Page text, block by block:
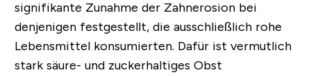
signifikante Zunahme der Zahnerosion bei
denjenigen festgestellt, die ausschließlich rohe
Lebensmittel konsumierten. Dafür ist vermutlich
stark säure- und zuckerhaltiges Obst